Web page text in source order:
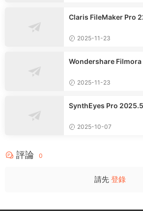
Claris FileMaker Pro
2025-11-23
Wondershare Filmora
2025-11-23
SynthEyes Pro
2025-10-07
評論 0
請先 登錄